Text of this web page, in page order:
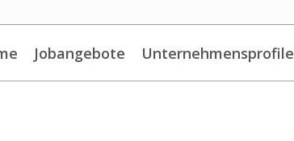
Jobangebote Unternehmensprofile